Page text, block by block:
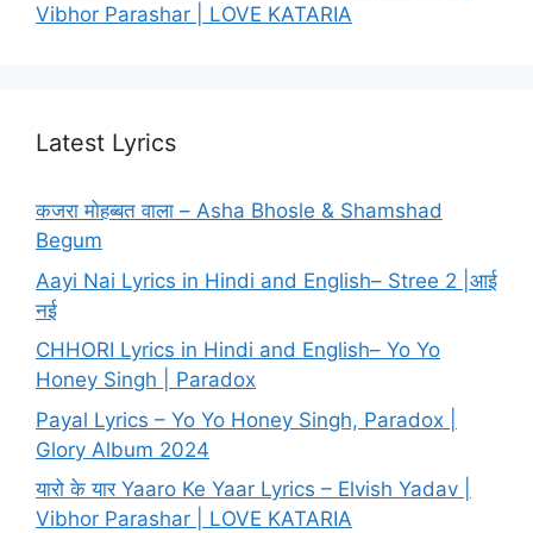
Vibhor Parashar | LOVE KATARIA
Latest Lyrics
कजरा मोहब्बत वाला – Asha Bhosle & Shamshad
Begum
Aayi Nai Lyrics in Hindi and English– Stree 2 |आई
नई
CHHORI Lyrics in Hindi and English– Yo Yo
Honey Singh | Paradox
Payal Lyrics – Yo Yo Honey Singh, Paradox |
Glory Album 2024
यारो के यार Yaaro Ke Yaar Lyrics – Elvish Yadav |
Vibhor Parashar | LOVE KATARIA